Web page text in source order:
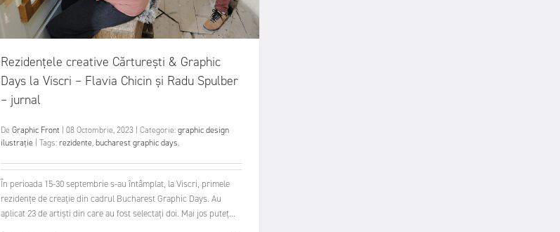
Rezidențele creative Cărturești & Graphic
Days la Viscri – Flavia Chicin și Radu Spulber
– jurnal
De Graphic Front 08 Octombrie, 2023 Categorie:graphic design
ilustrație
Tags:rezidente,bucharest graphic days,
În perioada 15-30 septembrie s-au întâmplat, la Viscri, primele
rezidențe de creație din cadrul Bucharest Graphic Days. Au
aplicat 23 de artiști din care au fost selectați doi. Mai jos puteț...